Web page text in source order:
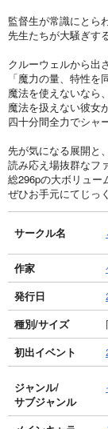
監督生が常識にとら
先生たちが大騒ぎす
クルーウェルから出
「魔力の量、特性を
魔法を使えないなら
魔法を扱えない彼女
四十分間全力でシ
先が気になる展開と
読み応え場抜群なフ
総296pの大ボリュー
ぜひお手元にてじっ
サークル名
作家
発行日
種別/サイズ
初出イベント
ジャンル/
サブジャンル